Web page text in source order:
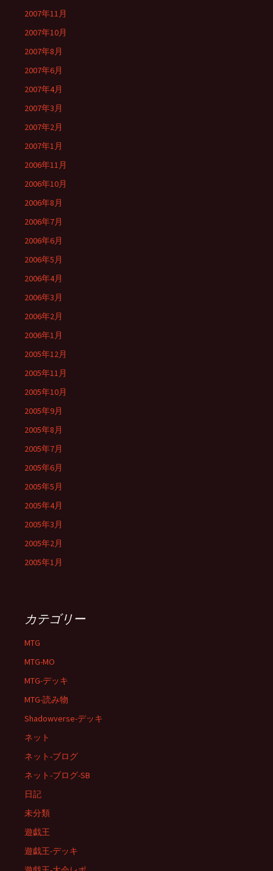
2007年11月
2007年10月
2007年8月
2007年6月
2007年4月
2007年3月
2007年2月
2007年1月
2006年11月
2006年10月
2006年8月
2006年7月
2006年6月
2006年5月
2006年4月
2006年3月
2006年2月
2006年1月
2005年12月
2005年11月
2005年10月
2005年9月
2005年8月
2005年7月
2005年6月
2005年5月
2005年4月
2005年3月
2005年2月
2005年1月
カテゴリー
MTG
MTG-MO
MTG-デッキ
MTG-読み物
Shadowverse-デッキ
ネット
ネット-ブログ
ネット-ブログ-SB
日記
未分類
遊戯王
遊戯王-デッキ